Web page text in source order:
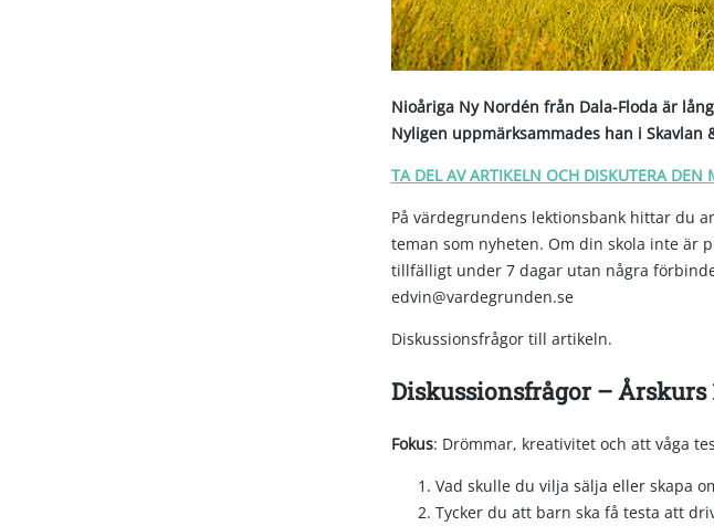
Nioåriga Ny Nordén från Dala-Floda är
Nyligen uppmärksammades han i Skavlan
TA DEL AV ARTIKELN OCH DISKUTERA DEN
På värdegrundens lektionsbank hittar du
teman som nyheten. Om din skola inte är
tillfälligt under 7 dagar utan några
edvin@vardegrunden.se
Diskussionsfrågor till artikeln.
Diskussionsfrågor – Årskurs
Fokus: Drömmar, kreativitet och att våga
Vad skulle du vilja sälja eller skapa
Tycker du att barn ska få testa att